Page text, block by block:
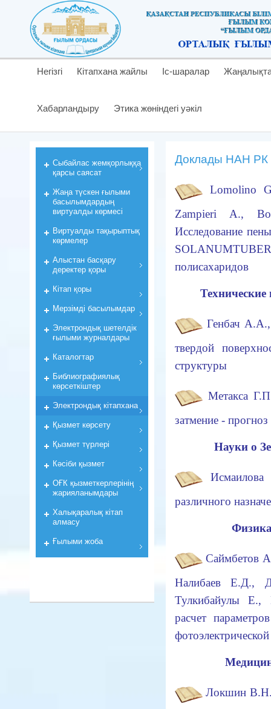
Негізгі Кітапхана жайлы Іс-шаралар
Хабарландыру Этика жөніндегі уәкіл
Доклады НАН РК
Lomolino
Zampieri А.,
Исследование
полисахаридов
Генбач
твердой
структуры
Метакса
затмение -
Науки о
различного
Саймбетов
Налибаев Е.Д.,
Тулкибайулы
расчет
Локшин
Cыбайлас жемқорлыққа
қарсы саясат
Жаңа түскен ғылыми
басылымдардың
виртуалды көрмесі
Виртуалды тақырыптық
көрмелер
Алыстан басқару
деректер қоры
Кiтап қоры
Мерзiмдi басылымдар
Электрондық шетелдік
ғылыми журналдары
Каталогтар
Библиографиялық
көрсеткiштер
Электрондық кiтапхана
Қызмет көрсету
Қызмет түрлері
Кәсіби қызмет
ОҒК қызметкерлерiнiң
жарияланымдары
Халықаралық кітап
алмасу
Ғылыми жоба